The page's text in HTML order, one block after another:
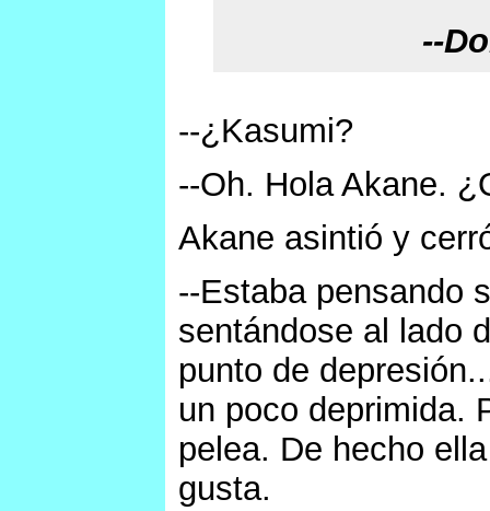
--
--¿Kasumi?
--Oh. Hola Akane.
Akane asintió y
--Estaba pensando
sentándose al lado
punto de
un poco deprimida.
pelea. De hecho
gusta.